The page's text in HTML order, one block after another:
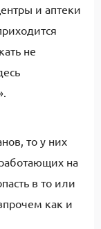
и аптеки
не
то у них
на
в то или
как и